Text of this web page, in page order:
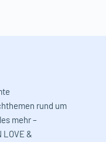
rund um
mehr –
LOVE &